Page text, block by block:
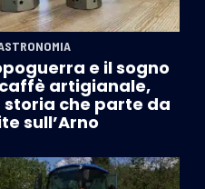
e il sogno
artigianale,
storia che parte da
sull’Arno